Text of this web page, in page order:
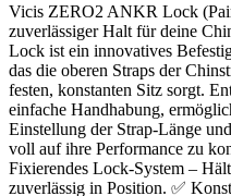
Vicis ZERO2 ANKR Lock
zuverlässiger Halt für deine
Lock ist ein innovatives
das die oberen Straps der
festen, konstanten Sitz sorgt.
einfache Handhabung,
Einstellung der Strap-Länge
voll auf ihre Performance zu
Fixierendes Lock-System –
zuverlässig in Position. ✅